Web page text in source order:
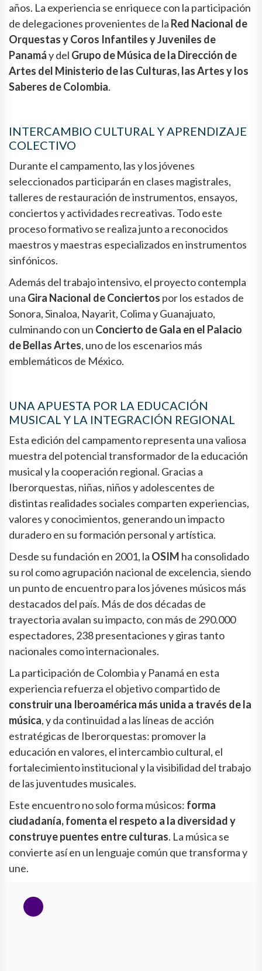
años. La experiencia se enriquece con la participación
de delegaciones provenientes de la Red Nacional de
Orquestas y Coros Infantiles y Juveniles de
Panamáy del Grupo de Música de la Dirección de
Artes del Ministerio de las Culturas, las Artes y los
Saberes de Colombia.
INTERCAMBIO CULTURAL Y APRENDIZAJE
COLECTIVO
Durante el campamento, las y los jóvenes
seleccionados participarán en clases magistrales,
talleres de restauración de instrumentos, ensayos,
conciertos y actividades recreativas. Todo este
proceso formativo se realiza junto a reconocidos
maestros y maestras especializados en instrumentos
sinfónicos.
Además del trabajo intensivo, el proyecto contempla
una Gira Nacional de Conciertos por los estados de
Sonora, Sinaloa, Nayarit, Colima y Guanajuato,
culminando con un Concierto de Gala en el Palacio
de Bellas Artes, uno de los escenarios más
emblemáticos de México.
UNA APUESTA POR LA EDUCACIÓN
MUSICAL Y LA INTEGRACIÓN REGIONAL
Esta edición del campamento representa una valiosa
muestra del potencial transformador de la educación
musical y la cooperación regional. Gracias a
Iberorquestas, niñas, niños y adolescentes de
distintas realidades sociales comparten experiencias,
valores y conocimientos, generando un impacto
duradero en su formación personal y artística.
Desde su fundación en 2001, la OSIM ha consolidado
su rol como agrupación nacional de excelencia, siendo
un punto de encuentro para los jóvenes músicos más
destacados del país. Más de dos décadas de
trayectoria avalan su impacto, con más de 290.000
espectadores, 238 presentaciones y giras tanto
nacionales como internacionales.
La participación de Colombia y Panamá en esta
experiencia refuerza el objetivo compartido de
construir una Iberoamérica más unida a través de la
música, y da continuidad a las líneas de acción
estratégicas de Iberorquestas: promover la
educación en valores, el intercambio cultural, el
fortalecimiento institucional y la visibilidad del trabajo
de las juventudes musicales.
Este encuentro no solo forma músicos: forma
ciudadanía, fomenta el respeto a la diversidad y
construye puentes entre culturas. La música se
convierte así en un lenguaje común que transforma y
une.